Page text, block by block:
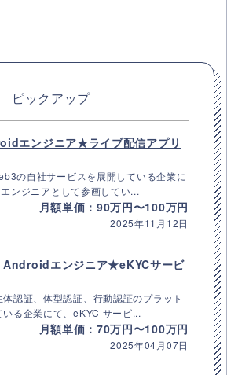
ピックアップ
エンジニア★ライブ配信アプリ
の自社サービスを展開している企業に
ンジニアとして参画してい...
月額単価：90万円〜100万円
2025年11月12日
Androidエンジニア★eKYCサービ
認証、体型認証、行動認証のプラット
る企業にて、eKYC サービ...
月額単価：70万円〜100万円
2025年04月07日